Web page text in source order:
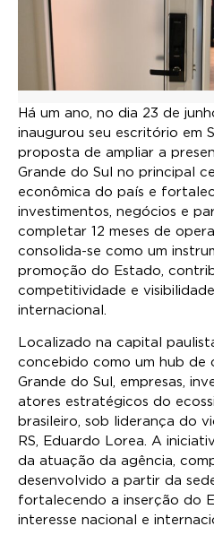
Há um ano, no dia 23 de
inaugurou seu escritório em
proposta de ampliar a
Grande do Sul no principal
econômica do país e
investimentos, negócios e
completar 12 meses de
consolida-se como um
promoção do Estado,
competitividade e
internacional.
Localizado na capital
concebido como um hub de
Grande do Sul, empresas,
atores estratégicos do
brasileiro, sob liderança do
RS, Eduardo Lorea. A
da atuação da agência,
desenvolvido a partir da
fortalecendo a inserção do
interesse nacional e